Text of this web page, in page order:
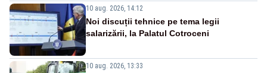
10 aug. 2026, 14:12
Noi discuții tehnice pe tema legii
salarizării, la Palatul Cotroceni
10 aug. 2026, 13:33